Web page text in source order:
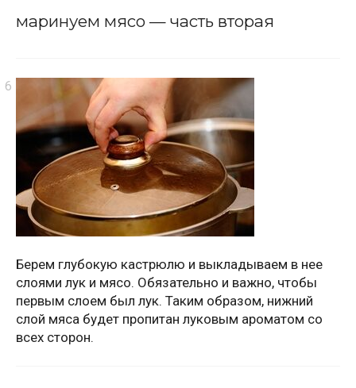
маринуем мясо — часть вторая
Берем глубокую кастрюлю и выкладываем в нее
слоями лук и мясо. Обязательно и важно, чтобы
первым слоем был лук. Таким образом, нижний
слой мяса будет пропитан луковым ароматом со
всех сторон.